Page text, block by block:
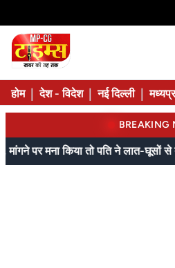
होम देश - विदेश नई दिल्ली
BREAKING
बेटे ने मां को दिए थे पैसे, मांगने पर मना किया तो पति ने लात-घूसों से तोड़ी तिल्ली; गिरफ्तार